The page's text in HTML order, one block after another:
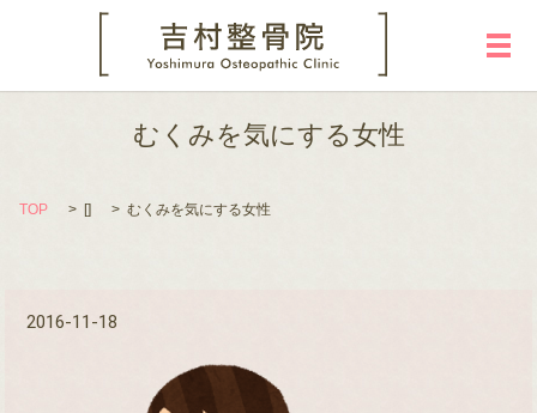
メ
むくみを気にする女性
TOP [] むくみを気にする女性
2016-11-18